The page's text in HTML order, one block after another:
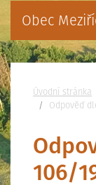
Obec
Úvodní stránka
Odpověď
106/